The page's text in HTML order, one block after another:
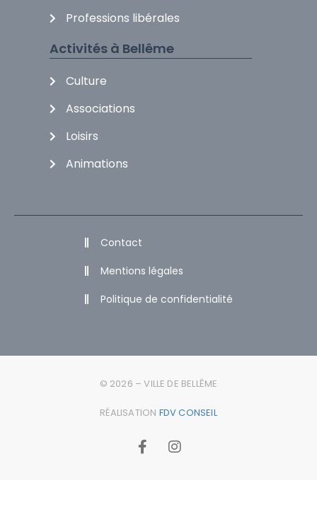
Professions libérales
Activités à Bellême
Culture
Associations
Loisirs
Animations
Contact
Mentions légales
Politique de confidentialité
© 2026 – VILLE DE BELLÊME
RÉALISATION FDV CONSEIL